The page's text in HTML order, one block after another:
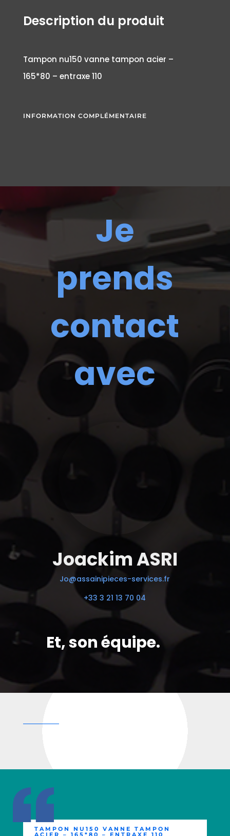
Description du produit
Tampon nu150 vanne tampon acier –
165*80 – entraxe 110
INFORMATION COMPLÉMENTAIRE
Je
prends
contact
avec
Joackim ASRI
Jo@assainipieces-services.fr
+33 3 21 13 70 04
Et, son équipe.
TAMPON NU150 VANNE TAMPON
ACIER – 165*80 – ENTRAXE 110